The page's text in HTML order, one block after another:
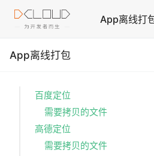
App离线打
App离线打包
百度定位
需要拷贝的文件
高德定位
需要拷贝的文件